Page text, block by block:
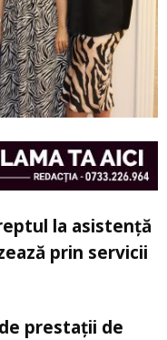
la asistenţă
prin servicii
prestații de